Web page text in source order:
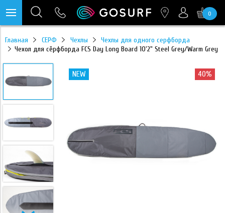
0
Главная СЕРФ Чехлы
Чехлы для одного серфборда
Чехол для сёрфборда FCS Day Long Board 10'2" Steel Grey/Warm Grey
NEW 40%
https://mc.yandex.ru/pixel/28467905289433451?rnd=%aw_random%